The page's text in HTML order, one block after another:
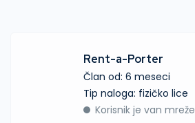
Rent-a-Porter
Član od: 6 meseci
tip naloga: fizičko lice
Korisnik je van mreže